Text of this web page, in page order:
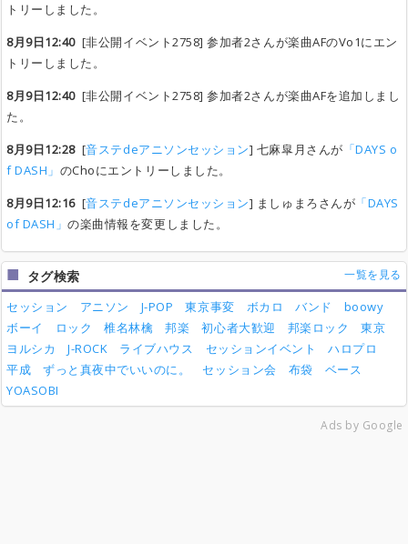
トリーしました。
8月9日12:40[非公開イベント2758] 参加者2さんが楽曲AFのVo1にエン
トリーしました。
8月9日12:40[非公開イベント2758] 参加者2さんが楽曲AFを追加しまし
た。
8月9日12:28[音ステdeアニソンセッション] 七麻皐月さんが 「DAYS o
f DASH」 のChoにエントリーしました。
8月9日12:16[音ステdeアニソンセッション] ましゅまろさんが 「DAYS
of DASH」の楽曲情報を変更しました。
タグ検索 一覧を見る
セッション アニソン J-POP 東京事変 ボカロ バンド
boowy
ボーイ
ロック 椎名林檎 邦楽 初心者大歓迎 邦楽ロック
東京
ヨルシカ
J-ROCK ライブハウス セッションイベント
ハロプロ
平成
ずっと真夜中でいいのに。 セッション会 布袋
ベース
YOASOBI
Ads by Google